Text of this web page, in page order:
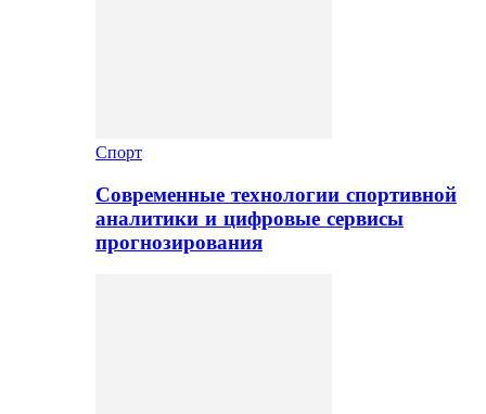
Спорт
Современные технологии спортивной
аналитики и цифровые сервисы
прогнозирования